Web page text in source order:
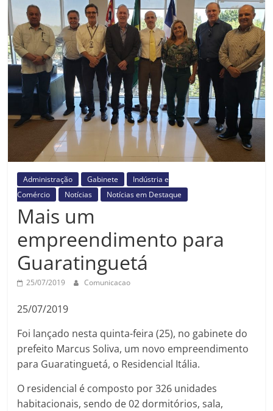
Prefeitura
Estância
Turística
Guaratinguetá
Administração Gabinete
Indústria e
Comércio
Notícias Notícias em Destaque
Mais um
empreendimento para
Guaratinguetá
25/07/2019 Comunicacao
25/07/2019
Foi lançado nesta quinta-feira (25), no gabinete do
prefeito Marcus Soliva, um novo empreendimento
para Guaratinguetá, o Residencial Itália.
O residencial é composto por 326 unidades
habitacionais, sendo de 02 dormitórios, sala,